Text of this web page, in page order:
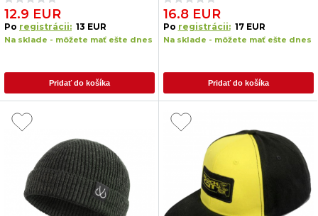
12.9 EUR
Po registrácii: 13 EUR
Na sklade - môžete mať ešte dnes
Pridať do košíka
16.8 EUR
Po registrácii: 17 EUR
Na sklade - môžete mať ešte dnes
Pridať do košíka